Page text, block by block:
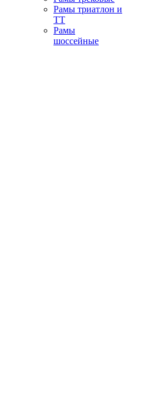
Рамы триатлон и
ТТ
Рамы
шоссейные